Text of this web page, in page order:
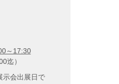
～17:30
迄）
示会出展日で